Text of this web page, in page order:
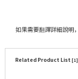
如果需要翻譯詳細說明
Related Product List [1]